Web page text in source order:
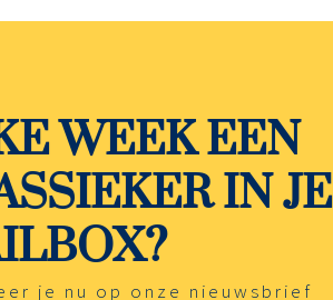
WEEK EEN
IN JE
je nu op onze nieuwsbrief